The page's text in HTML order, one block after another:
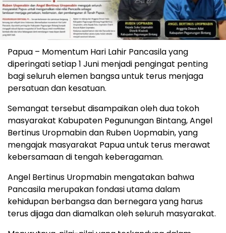
Papua – Momentum Hari Lahir Pancasila yang
diperingati setiap 1 Juni menjadi pengingat penting
bagi seluruh elemen bangsa untuk terus menjaga
persatuan dan kesatuan.
Semangat tersebut disampaikan oleh dua tokoh
masyarakat Kabupaten Pegunungan Bintang, Angel
Bertinus Uropmabin dan Ruben Uopmabin, yang
mengajak masyarakat Papua untuk terus merawat
kebersamaan di tengah keberagaman.
Angel Bertinus Uropmabin mengatakan bahwa
Pancasila merupakan fondasi utama dalam
kehidupan berbangsa dan bernegara yang harus
terus dijaga dan diamalkan oleh seluruh masyarakat.